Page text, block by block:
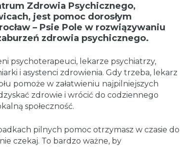
Zdrowia Psychicznego,
jest pomoc dorosłym
– Psie Pole w rozwiązywaniu
zdrowia psychicznego.
psychoterapeuci, lekarze psychiatrzy,
i asystenci zdrowienia. Gdy trzeba, lekarz
pomoże w załatwieniu najpilniejszych
zdrowie i wrócić do codziennego
społeczność.
pilnych pomoc otrzymasz w czasie do
czekaj. To bardzo ważne, by